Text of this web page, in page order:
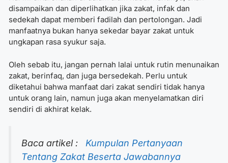
disampaikan dan diperlihatkan jika zakat, infak dan
sedekah dapat memberi fadilah dan pertolongan. Jadi
manfaatnya bukan hanya sekedar bayar zakat untuk
ungkapan rasa syukur saja.
Oleh sebab itu, jangan pernah lalai untuk rutin menunaikan
zakat, berinfaq, dan juga bersedekah. Perlu untuk
diketahui bahwa manfaat dari zakat sendiri tidak hanya
untuk orang lain, namun juga akan menyelamatkan diri
sendiri di akhirat kelak.
Baca artikel : Kumpulan Pertanyaan
Tentang Zakat Beserta Jawabannya